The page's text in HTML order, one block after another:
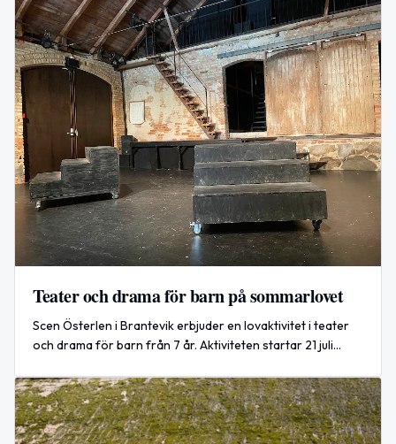
Teater och drama för barn på sommarlovet
Scen Österlen i Brantevik erbjuder en lovaktivitet i teater
och drama för barn från 7 år. Aktiviteten startar 21 juli